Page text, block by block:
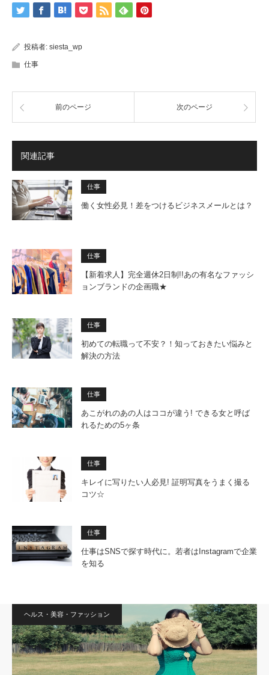
投稿者: siesta_wp
仕事
前のページ 次のページ
関連記事
仕事
働く女性必見！差をつけるビジネスメールとは？
仕事
【新着求人】完全週休2日制!!あの有名なファッシ
ョンブランドの企画職★
仕事
初めての転職って不安？！知っておきたい悩みと
解決の方法
仕事
あこがれのあの人はココが違う! できる女と呼ば
れるための5ヶ条
仕事
キレイに写りたい人必見! 証明写真をうまく撮る
コツ☆
仕事
仕事はSNSで探す時代に。若者はInstagramで企業
を知る
ヘルス・美容・ファッション